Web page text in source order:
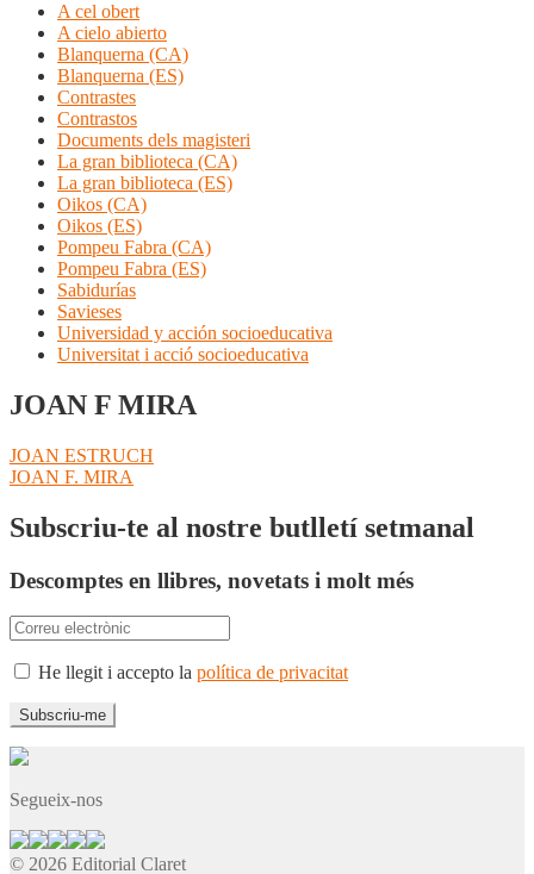
A cel obert
A cielo abierto
Blanquerna (CA)
Blanquerna (ES)
Contrastes
Contrastos
Documents dels magisteri
La gran biblioteca (CA)
La gran biblioteca (ES)
Oikos (CA)
Oikos (ES)
Pompeu Fabra (CA)
Pompeu Fabra (ES)
Sabidurías
Savieses
Universidad y acción socioeducativa
Universitat i acció socioeducativa
JOAN F MIRA
Navegació
d'entrades
Entrada
anterior:
JOAN ESTRUCH
Pròxima
JOAN F. MIRA
Subscriu-te al nostre butlletí setmanal
Descomptes en llibres, novetats i molt més
He llegit i accepto la política de privacitat
Segueix-nos
© 2026 Editorial Claret